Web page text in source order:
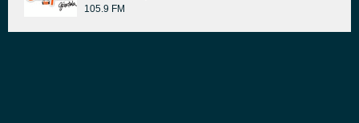
105.9 FM